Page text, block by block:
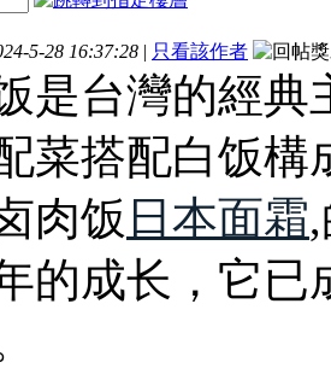
5-28 16:37:28 | 只看該作者
是台灣的經典
菜搭配白饭構
肉饭 日本面霜
的成长，它已